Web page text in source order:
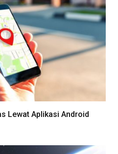
Lewat Aplikasi Android